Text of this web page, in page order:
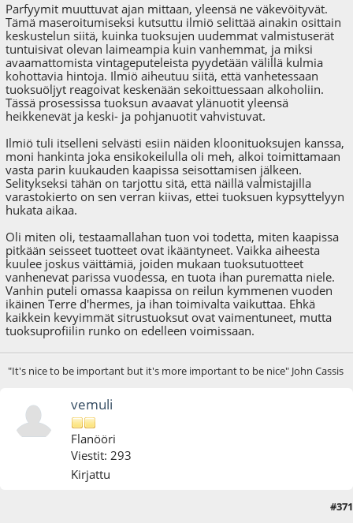
Parfyymit muuttuvat ajan mittaan, yleensä ne väkevöityvät.
Tämä maseroitumiseksi kutsuttu ilmiö selittää ainakin osittain
keskustelun siitä, kuinka tuoksujen uudemmat valmistuserät
tuntuisivat olevan laimeampia kuin vanhemmat, ja miksi
avaamattomista vintageputeleista pyydetään välillä kulmia
kohottavia hintoja. Ilmiö aiheutuu siitä, että vanhetessaan
tuoksuöljyt reagoivat keskenään sekoittuessaan alkoholiin.
Tässä prosessissa tuoksun avaavat ylänuotit yleensä
heikkenevät ja keski- ja pohjanuotit vahvistuvat.
Ilmiö tuli itselleni selvästi esiin näiden kloonituoksujen kanssa,
moni hankinta joka ensikokeilulla oli meh, alkoi toimittamaan
vasta parin kuukauden kaapissa seisottamisen jälkeen.
Selitykseksi tähän on tarjottu sitä, että näillä valmistajilla
varastokierto on sen verran kiivas, ettei tuoksuen kypsyttelyyn
hukata aikaa.
Oli miten oli, testaamallahan tuon voi todetta, miten kaapissa
pitkään seisseet tuotteet ovat ikääntyneet. Vaikka aiheesta
kuulee joskus väittämiä, joiden mukaan tuoksutuotteet
vanhenevat parissa vuodessa, en tuota ihan purematta niele.
Vanhin puteli omassa kaapissa on reilun kymmenen vuoden
ikäinen Terre d'hermes, ja ihan toimivalta vaikuttaa. Ehkä
kaikkein kevyimmät sitrustuoksut ovat vaimentuneet, mutta
tuoksuprofiilin runko on edelleen voimissaan.
"It's nice to be important but it's more important to be nice" John Cassis
vemuli
Flanööri
Viestit: 293
Kirjattu
#371